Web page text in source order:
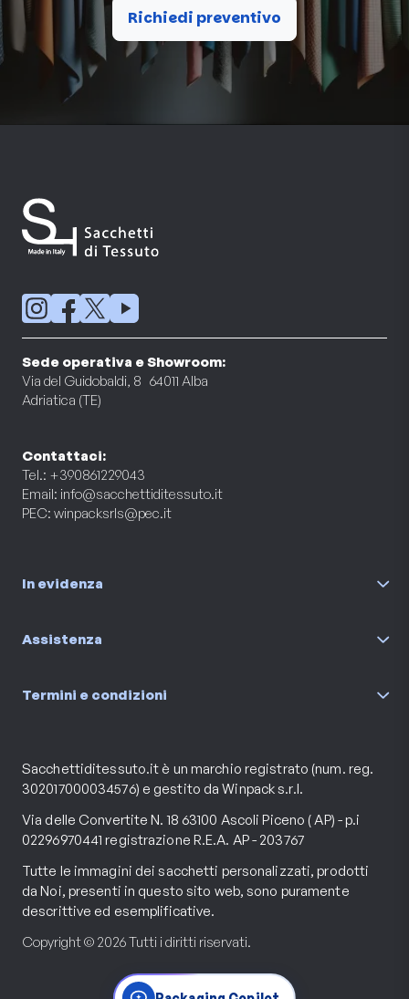
Richiedi preventivo
Sede operativa e Showroom:
Via del Guidobaldi, 8 64011 Alba
Adriatica (TE)
Contattaci:
Tel.: +390861229043
Email: info@sacchettiditessuto.it
PEC: winpacksrls@pec.it
In evidenza
Assistenza
Termini e condizioni
Sacchettiditessuto.it è un marchio registrato (num. reg.
302017000034576) e gestito da Winpack s.r.l.
Via delle Convertite N. 18 63100 Ascoli Piceno ( AP) - p.i
02296970441 registrazione R.E.A. AP - 203767
Tutte le immagini dei sacchetti personalizzati, prodotti
da Noi, presenti in questo sito web, sono puramente
descrittive ed esemplificative.
Copyright © 2026 Tutti i diritti riservati.